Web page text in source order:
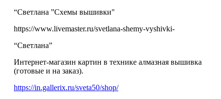
“Светлана ”Схемы вышивки"
https://www.livemaster.ru/svetlana-shemy-vyshivki-
“Светлана”
Интернет-магазин картин в технике алмазная вышивка
(готовые и на заказ).
https://in.gallerix.ru/sveta50/shop/